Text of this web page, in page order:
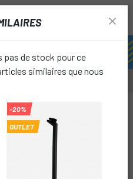
pas de stock pour ce
similaires que nous
-20%
OUTLET